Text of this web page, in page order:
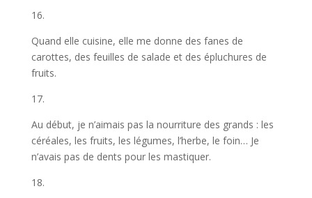
16.
Quand elle cuisine, elle me donne des fanes de
carottes, des feuilles de salade et des épluchures de
fruits.
17.
Au début, je n’aimais pas la nourriture des grands : les
céréales, les fruits, les légumes, l’herbe, le foin… Je
n’avais pas de dents pour les mastiquer.
18.